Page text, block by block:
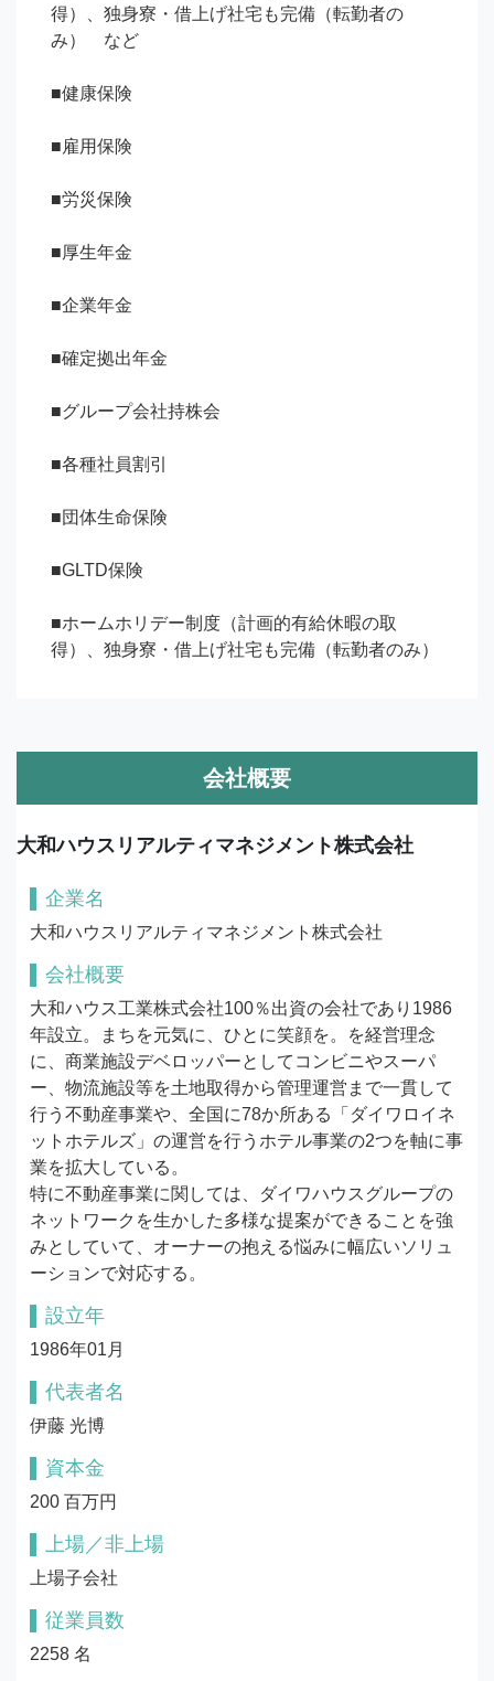
得）、独身寮・借上げ社宅も完備（転勤者の
み）　など
■健康保険
■雇用保険
■労災保険
■厚生年金
■企業年金
■確定拠出年金
■グループ会社持株会
■各種社員割引
■団体生命保険
■GLTD保険
■ホームホリデー制度（計画的有給休暇の取
得）、独身寮・借上げ社宅も完備（転勤者のみ）
会社概要
大和ハウスリアルティマネジメント株式会社
企業名
大和ハウスリアルティマネジメント株式会社
会社概要
大和ハウス工業株式会社100％出資の会社であり1986
年設立。まちを元気に、ひとに笑顔を。を経営理念
に、商業施設デベロッパーとしてコンビニやスーパ
ー、物流施設等を土地取得から管理運営まで一貫して
行う不動産事業や、全国に78か所ある「ダイワロイネ
ットホテルズ」の運営を行うホテル事業の2つを軸に事
業を拡大している。
特に不動産事業に関しては、ダイワハウスグループの
ネットワークを生かした多様な提案ができることを強
みとしていて、オーナーの抱える悩みに幅広いソリュ
ーションで対応する。
設立年
1986年01月
代表者名
伊藤 光博
資本金
200 百万円
上場／非上場
上場子会社
従業員数
2258 名